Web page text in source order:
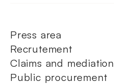
Press area
Recrutement
Claims and mediation
Public procurement